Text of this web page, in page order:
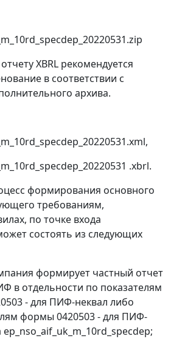
XBRL рекомендуется
в соответствии с
архива.
.xbrl.
формирования основного
требованиям,
по точке входа
состоять из следующих
формирует частный отчет
в отдельности по показателям
- для ПИФ-неквал либо
формы 0420503 - для ПИФ-